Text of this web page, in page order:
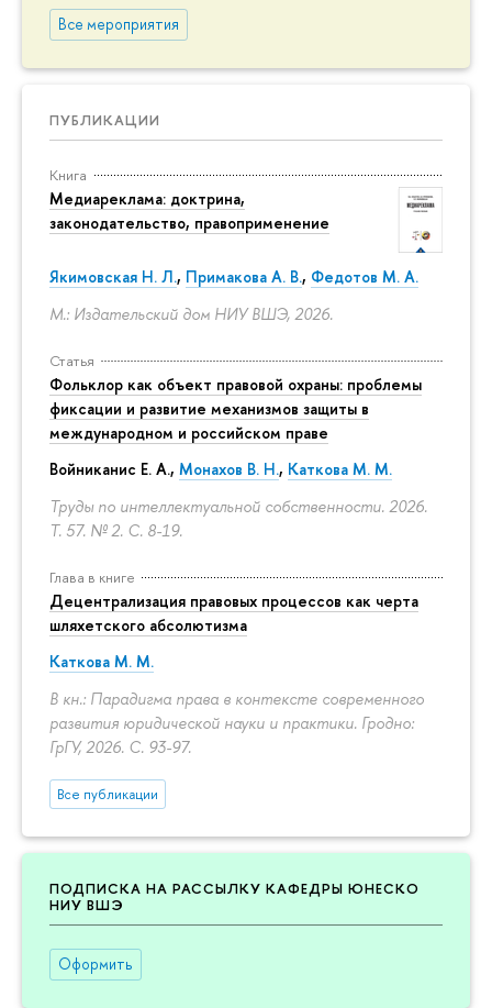
Все мероприятия
ПУБЛИКАЦИИ
Книга
Медиареклама: доктрина,
законодательство, правоприменение
Якимовская Н. Л., Примакова А. В., Федотов М. А.
М.: Издательский дом НИУ ВШЭ, 2026.
Статья
Фольклор как объект правовой охраны: проблемы
фиксации и развитие механизмов защиты в
международном и российском праве
Войниканис Е. А., Монахов В. Н., Каткова М. М.
Труды по интеллектуальной собственности. 2026.
Т. 57. № 2. С. 8-19.
Глава в книге
Децентрализация правовых процессов как черта
шляхетского абсолютизма
Каткова М. М.
В кн.: Парадигма права в контексте современного
развития юридической науки и практики. Гродно:
ГрГУ, 2026. С. 93-97.
Все публикации
ПОДПИСКА НА РАССЫЛКУ КАФЕДРЫ ЮНЕСКО
НИУ ВШЭ
Оформить